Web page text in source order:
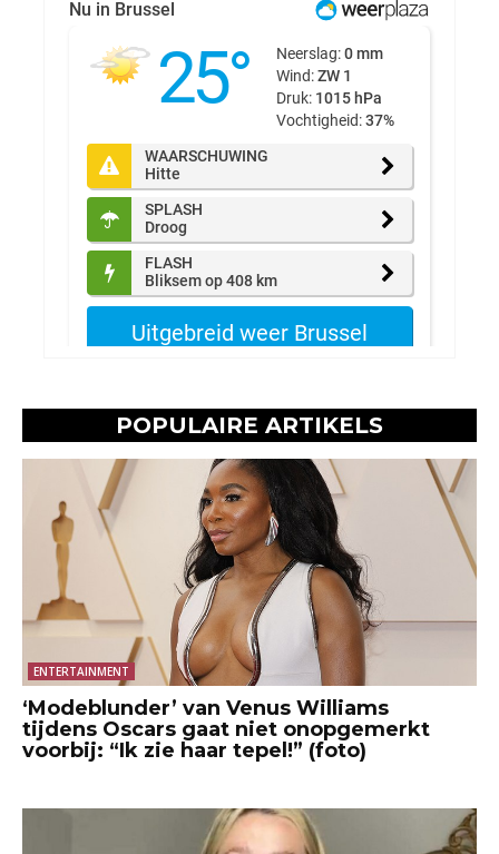
POPULAIRE ARTIKELS
ENTERTAINMENT
‘Modeblunder’ van Venus Williams
tijdens Oscars gaat niet onopgemerkt
voorbij: “Ik zie haar tepel!” (foto)